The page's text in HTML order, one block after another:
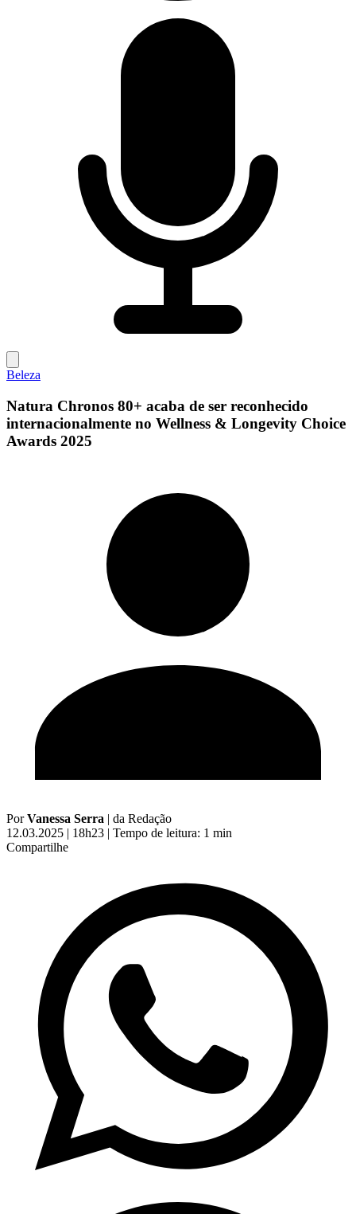
Beleza
Natura Chronos 80+ acaba de ser reconhecido
internacionalmente no Wellness & Longevity Choice
Awards 2025
PorVanessa Serra | da Redação
12.03.2025 | 18h23 | Tempo de leitura: 1 min
Compartilhe